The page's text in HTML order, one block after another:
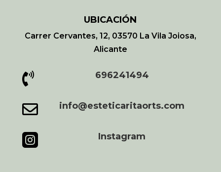
UBICACIÓN
Carrer Cervantes, 12, 03570 La Vila Joiosa,
Alicante
 696241494
 info@esteticaritaorts.com
 Instagram